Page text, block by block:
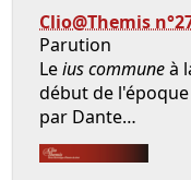
Clio@Themis
Parution
Leius communeà
début de
par Dante…